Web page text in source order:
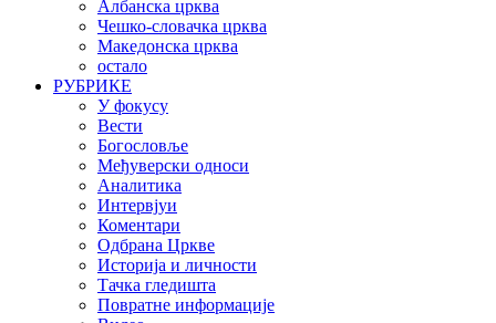
Албанска црква
Чешко-словачка црква
Македонска црква
остало
РУБРИКЕ
У фокусу
Вести
Богословље
Међуверски односи
Аналитика
Интервјуи
Коментари
Одбрана Цркве
Историја и личности
Тачка гледишта
Повратне информације